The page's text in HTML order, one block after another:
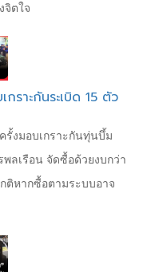
ตใจ
ราะกันระเบิด 15 ตัว
รั้งมอบเกราะกันทุ่นบึ้ม
ลเรือน จัดซื้อด้วยงบกว่า
ติหากซื้อตามระบบอาจ